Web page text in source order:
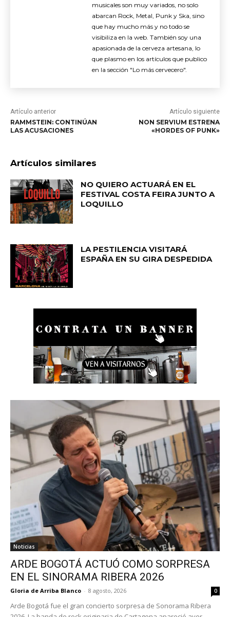
musicales son muy variados, no solo
abarcan Rock, Metal, Punk y Ska, sino
que hay mucho más y no todo se
visibiliza en la web. También soy una
apasionada de la cerveza artesana, lo
que plasmo en los artículos que publico
en la sección "Lo más cervecero".
Artículo anterior
RAMMSTEIN: CONTINÚAN
LAS ACUSACIONES
Artículo siguiente
NON SERVIUM ESTRENA
«HORDES OF PUNK»
Artículos similares
NO QUIERO ACTUARÁ EN EL
FESTIVAL COSTA FEIRA JUNTO A
LOQUILLO
LA PESTILENCIA VISITARÁ
ESPAÑA EN SU GIRA DESPEDIDA
Noticias
ARDE BOGOTÁ ACTUÓ COMO SORPRESA
EN EL SINORAMA RIBERA 2026
Gloria de Arriba Blanco - 8 agosto, 2026 0
Arde Bogotá fue el gran concierto sorpresa de Sonorama Ribera